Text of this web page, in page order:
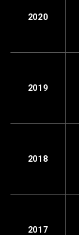
2020
2019
2018
2017